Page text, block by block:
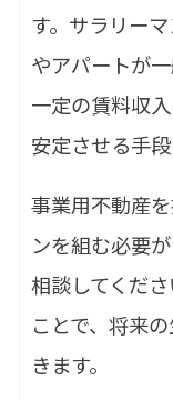
す。サラリー
やアパートが
一定の賃料収
安定させる手段
事業用不動産
ンを組む必要
相談してくだ
ことで、将来
きます。